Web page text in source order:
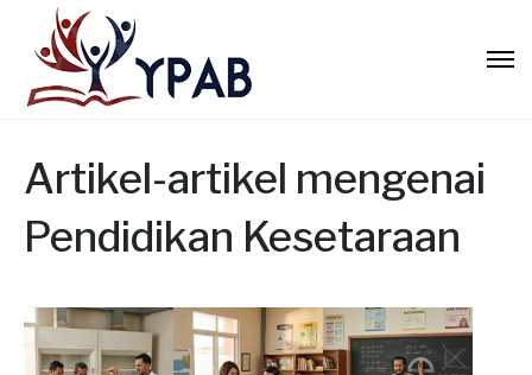
Artikel-artikel mengenai
Pendidikan Kesetaraan